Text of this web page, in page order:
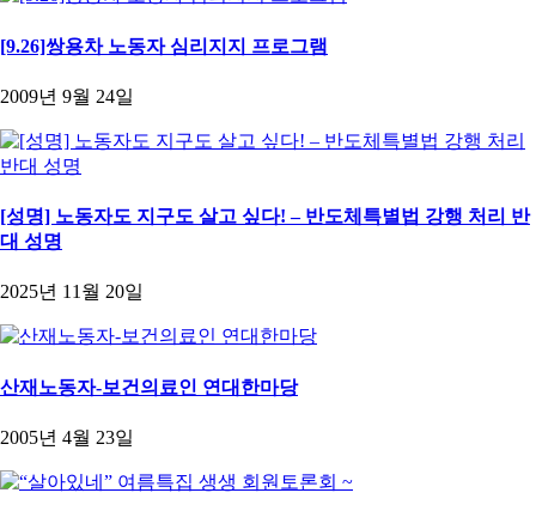
[9.26]쌍용차 노동자 심리지지 프로그램
2009년 9월 24일
[성명] 노동자도 지구도 살고 싶다! – 반도체특별법 강행 처리 반
대 성명
2025년 11월 20일
산재노동자-보건의료인 연대한마당
2005년 4월 23일